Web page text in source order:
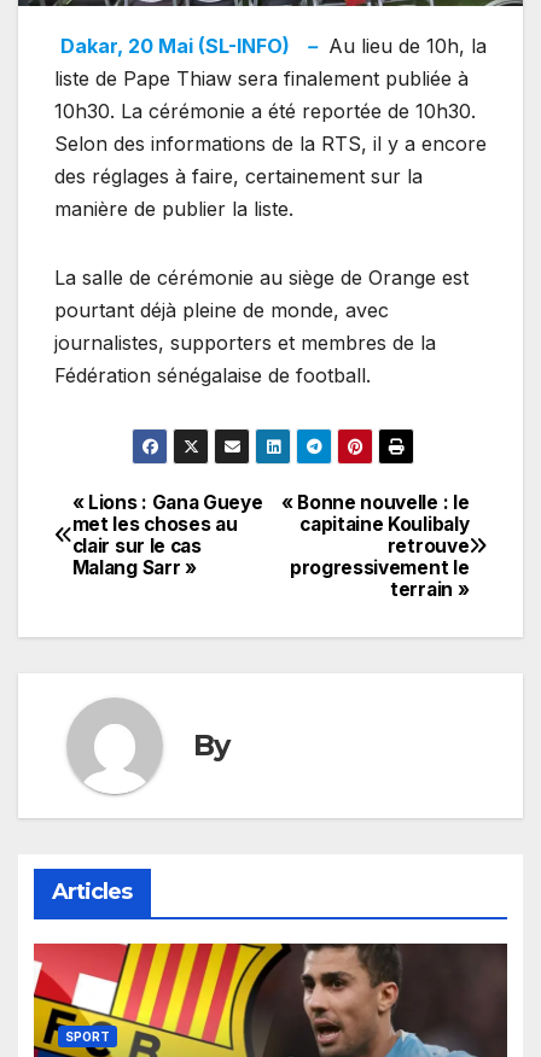
Dakar, 20 Mai (SL-INFO) – Au lieu de 10h, la
liste de Pape Thiaw sera finalement publiée à
10h30. La cérémonie a été reportée de 10h30.
Selon des informations de la RTS, il y a encore
des réglages à faire, certainement sur la
manière de publier la liste.
La salle de cérémonie au siège de Orange est
pourtant déjà pleine de monde, avec
journalistes, supporters et membres de la
Fédération sénégalaise de football.
Navigation
de
« Bonne nouvelle : le
capitaine Koulibaly
retrouve
progressivement le
terrain »
« Lions : Gana Gueye
met les choses au
clair sur le cas
Malang Sarr »
By
Articles
SPORT